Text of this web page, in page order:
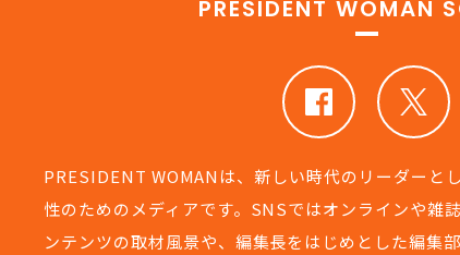
PRESIDENT WOMAN
PRESIDENT WOMANは、新しい時代のリーダーと
性のためのメディアです。SNSではオンラインや雑
ンテンツの取材風景や、編集長をはじめとした編集